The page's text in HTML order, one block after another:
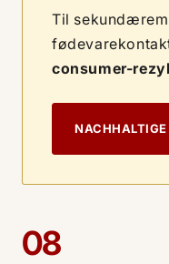
Til
consumer-
NACHHALTIGE
08